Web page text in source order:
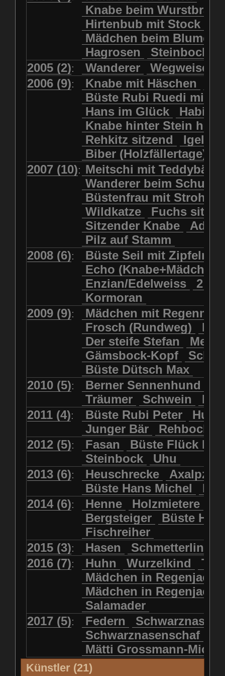
Mädchen beim Blumenpflücken
Mädchen in Regenjacke
Mädchen in Regenjacke und
Mädchen mit Regenmolch
Mädchen mit Schmetterling
Mätti Grossmann-Michel
Meitschi (Rundweg)
Meitschi mit Teddybär
Pilzfraueli Risetenmandli
Sitzender Knabe Tengeler
Wanderer
Wanderer beim Schuhbinden
Wegweiser Wilde Hilde
Wildhüter Wurzelkind
Luchs schreitend
Luchs sitzend Murmeltier
Murmeltiere Rehbockkopf
Rehkitz Rehkitz sitzend
Salamader Schmetterling
Schmetterlinge Schnecke
Schwarznasenschaf
Schwarznasenschaf mit Kalb
Steinbock
Steinbock Steinmarder
Uhu Uhu mit Jungen
Waschbär Wildkatze
Wolf Ziegenkopf
Knabe beim
Hirtenbub mit Stock
Mädchen beim
Hagrosen
Steinbock
2005 (2): Wanderer
Wegweiser
2006 (9): Knabe mit Häschen
Büste Rubi Ruedi mit
Hans im Glück
Knabe hinter Stein
Rehkitz sitzend
Igel
Biber (Holzfällertage)
2007 (10): Meitschi mit Teddybär
Wanderer beim
Büstenfrau mit Strohut
Wildkatze
Fuchs
Sitzender Knabe
Adler
Pilz auf Stamm
2008 (6):
Büste Seil mit
Echo
Enzian/Edelweiss
2
Kormoran
2009 (9):
Mädchen mit
Frosch (Rundweg)
Der steife Stefan
Gämsbock-Kopf
Büste Dütsch Max
2010 (5): Berner Sennenhund
Träumer
Schwein
2011 (4): Büste Rubi Peter
Junger Bär
2012 (5): Fasan
Büste Flück
Steinbock
Uhu
2013 (6): Heuschrecke
Büste Hans Michel
2014 (6): Henne Holzmietere
Bergsteiger
Büste HP
Fischreiher
2015 (3): Hasen Schmetterlinge
2016 (7): Huhn Wurzelkind
Mädchen in
Mädchen in Regenjacke
Salamader
2017 (5): Federn
Schwarznasenschaf
Mätti Grossmann-
Künstler (21)